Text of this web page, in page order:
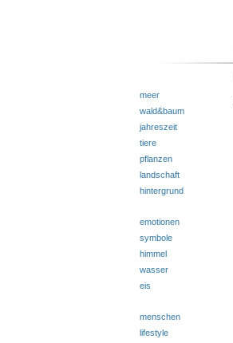
meer
wald&baum
jahreszeit
tiere
pflanzen
landschaft
hintergrund
emotionen
symbole
himmel
wasser
eis
menschen
lifestyle